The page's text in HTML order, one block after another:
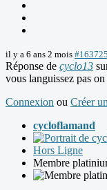
il y a 6 ans 2 mois #163725
Réponse de cyclo13
vous languissez pas
Connexion ou Créer
cycloflamand
Hors Ligne
Membre